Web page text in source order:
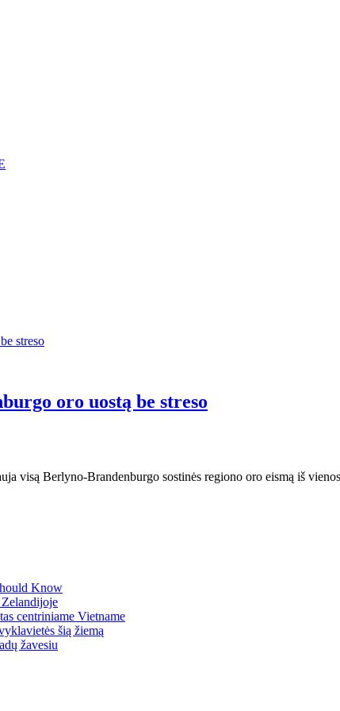
oro uostą be streso
visą Berlyno-Brandenburgo sostinės regiono oro eismą iš
Know
centriniame Vietname
šią žiemą
žavesiu